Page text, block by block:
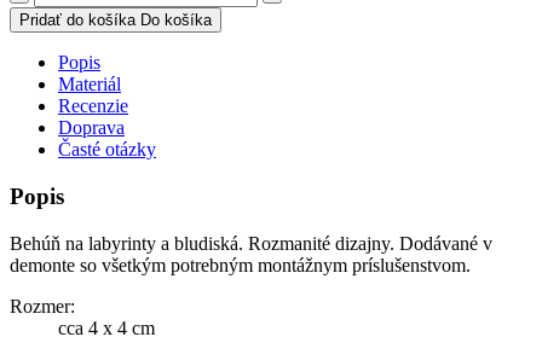
Pridať do košíka Do košíka
Popis
Materiál
Recenzie
Doprava
Časté otázky
Popis
Behúň na labyrinty a bludiská. Rozmanité dizajny. Dodávané v
demonte so všetkým potrebným montážnym príslušenstvom.
Rozmer:
cca 4 x 4 cm